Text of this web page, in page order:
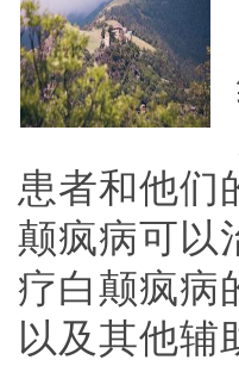
患者和他们
颠疯病可以
疗白颠疯病
以及其他辅